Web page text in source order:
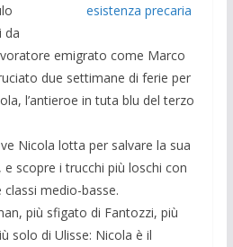
da
emigrato come Marco
due settimane di ferie per
l’antieroe in tuta blu del terzo
Nicola lotta per salvare la sua
scopre i trucchi più loschi con
medio-basse.
più sfigato di Fantozzi, più
solo di Ulisse: Nicola è il